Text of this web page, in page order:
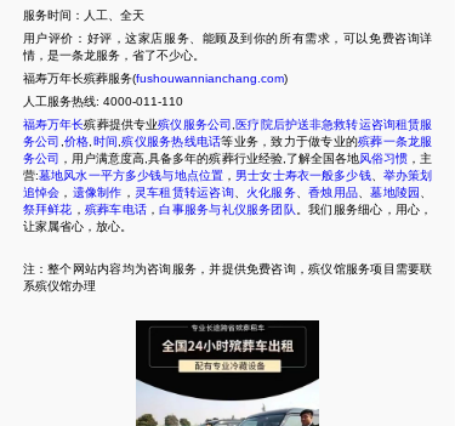
服务时间：人工、全天
用户评价：好评，这家店服务、能顾及到你的所有需求，可以免费咨询详
情，是一条龙服务，省了不少心。
福寿万年长殡葬服务(fushouwannianchang.com)
人工服务热线: 4000-011-110
福寿万年长殡葬提供专业殡仪服务公司 医疗院后护送非急救转运咨询租赁服
务公司 价格 时间 殡仪服务热线电话等业务，致力于做专业的殡葬一条龙服
务公司
，用户满意度高,具备多年的殡葬行业经验,了解全国各地风俗习惯 ，主
营:墓地风水一平方多少钱与地点位置 ， 男士女士寿衣一般多少钱、 举办策划
追悼会 ， 遗像制作 ， 灵车租赁转运咨询、 火化服务、香烛用品 、墓地陵园
祭拜鲜花 ， 殡葬车电话 ，白事服务与礼仪服务团队
。我们服务细心，用心，
让家属省心，放心。
注：整个网站内容均为咨询服务，并提供免费咨询，殡仪馆服务项目需要联
系殡仪馆办理